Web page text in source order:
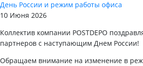
День России и режим работы офиса
10 Июня 2026
Коллектив компании POSTDEPO
партнеров с наступающим Днем России!
Обращаем внимание на изменение в